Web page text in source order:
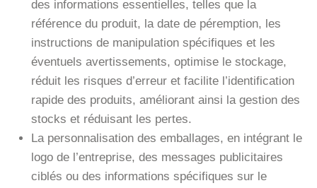
des informations essentielles, telles que la
référence du produit, la date de péremption, les
instructions de manipulation spécifiques et les
éventuels avertissements, optimise le stockage,
réduit les risques d’erreur et facilite l’identification
rapide des produits, améliorant ainsi la gestion des
stocks et réduisant les pertes.
La personnalisation des emballages, en intégrant le
logo de l’entreprise, des messages publicitaires
ciblés ou des informations spécifiques sur le